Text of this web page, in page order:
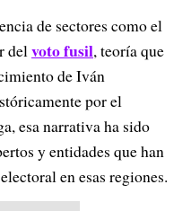
de sectores como el
delvoto fusil, teoría que
de Iván
por el
esa narrativa ha sido
y entidades que han
en esas regiones.